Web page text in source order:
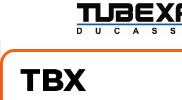
TBX